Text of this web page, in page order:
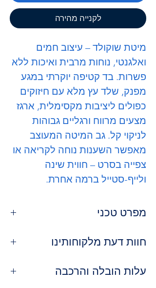
לקנייה מהירה
מיטת שוקולד – עיצוב חמים
ואלגנטי, נוחות מרבית ואיכות ללא
פשרות. בד קטיפה יוקרתי במגע
מפנק, שלד עץ מלא עם חיזוקים
כפולים ליציבות מקסימלית, ארגז
מצעים מרווח ורגליים גבוהות
לניקוי קל. גב המיטה המעוצב
מאפשר השענות נוחה לקריאה או
צפייה בסרט – חווית שינה
ולייף-סטייל ברמה אחרת.
מפרט טכני
חומר שלד:עץ מלא אורן עם חיזוקים
חומר ריפוד:בד קטיפה פרימיום
חוות דעת מלקוחותינו
"מיטה מהממת! הצבע השוקולדי פשוט
עלות הובלה והרכבה